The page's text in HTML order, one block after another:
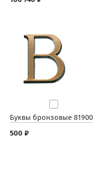
Буквы бронзовые 81900
500 ₽